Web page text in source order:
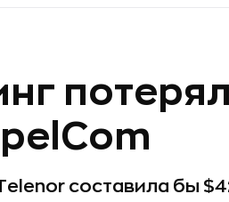
потерял
составила бы